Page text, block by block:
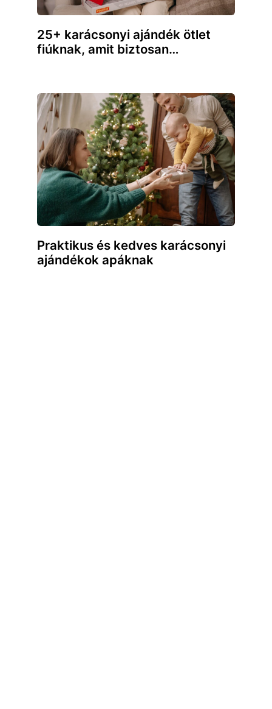
25+ karácsonyi ajándék ötlet
fiúknak, amit biztosan…
Praktikus és kedves karácsonyi
ajándékok apáknak